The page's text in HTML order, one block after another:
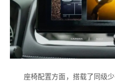
座椅配置方面，搭载了同级